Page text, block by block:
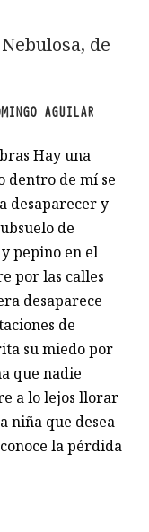
de
AGUILAR
Hay una
dentro de mí se
desaparecer y
de
pepino en el
por las calles
desaparece
de
su miedo por
que nadie
a lo lejos llorar
niña que desea
la pérdida